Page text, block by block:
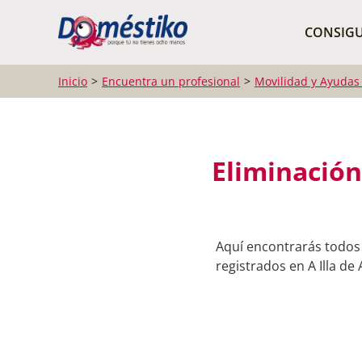
Inicio Encuentra un profesional Movilidad y Ayudas
Aquí encontrarás
registrados en A Illa